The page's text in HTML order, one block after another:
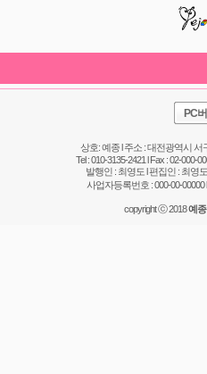
PC
상호: 예종 l 주소 : 대전광역시
Tel : 010-3135-2421 l Fax : 02-000-
발행인 : 최영도 l 편집인 : 최영
사업자등록번호 : 000-00-
copyright ⓒ 2018예종